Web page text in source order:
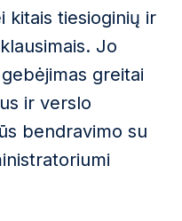
kitais tiesioginių ir
Jo
greitai
ir verslo
bendravimo su